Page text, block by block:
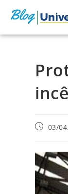
03/